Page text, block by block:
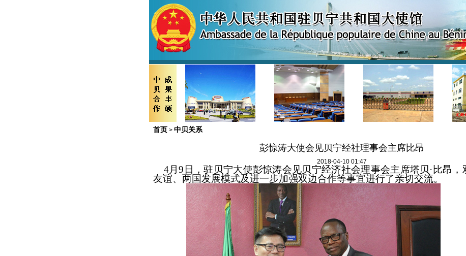
首页 > 中贝关系
彭惊涛大使会见贝宁经社理事会主席比昂
2018-04-10 01:47
4月9日 ，驻 贝宁大使彭惊涛会见贝宁经济社会理事会主席塔贝·比昂，
友谊、 两国发展模式及进一步加强双边合作等事宜进行了亲切交流。